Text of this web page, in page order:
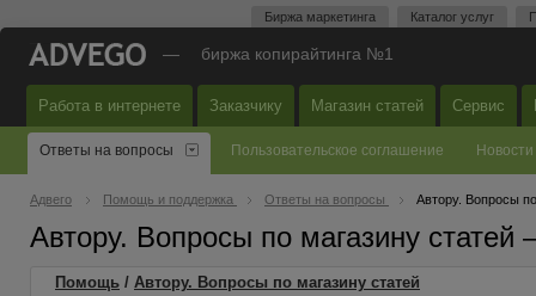
Биржа маркетинга Каталог услуг
— биржа копирайтинга №1
Работа в интернете Заказчику Магазин статей Сервис
Ответы на вопросы Пользовательское соглашение Новости
Адвего Помощь и поддержка Ответы на вопросы Автору. Вопросы
Автору. Вопросы по магазину
Помощь / Автору. Вопросы по магазину статей